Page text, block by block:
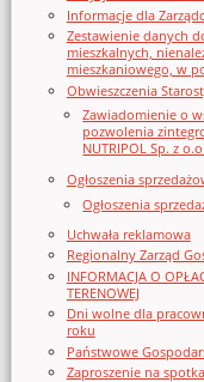
Informacje dla
Zestawienie danych
mieszkalnych,
mieszkaniowego, w
Obwieszczenia
Zawiadomienie o
pozwolenia
NUTRIPOL Sp. z o.o.
Ogłoszenia
Ogłoszenia
Uchwała reklamowa
Regionalny Zarząd
INFORMACJA O
TERENOWEJ
Dni wolne dla
roku
Państwowe
Zaproszenie na